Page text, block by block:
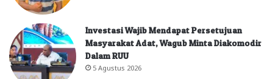
Investasi Wajib Mendapat Persetujuan
Masyarakat Adat, Wagub Minta Diakomodir
Dalam RUU
5 Agustus 2026